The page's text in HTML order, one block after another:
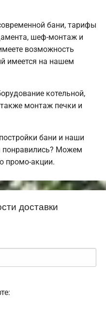
бани, тарифы
шеф-монтаж и
возможность
имеется на нашем
котельной,
монтаж печки и
бани и наши
понравились? Можем
промо-акции.
доставки